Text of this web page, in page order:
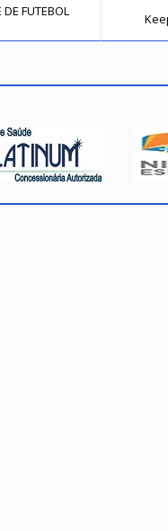
FUTEBOL